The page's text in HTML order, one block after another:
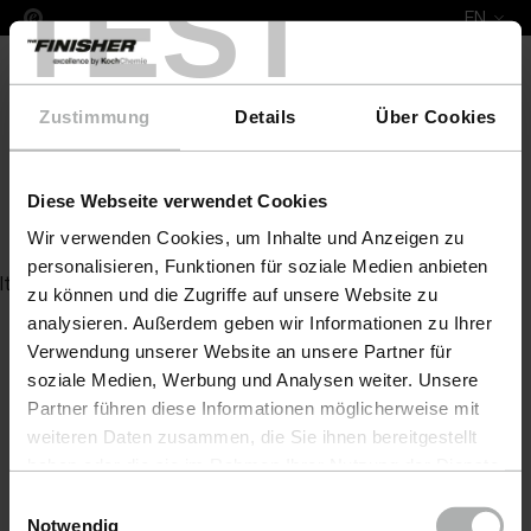
TEST
Zustimmung Details Über Cookies
Diese Webseite verwendet Cookies
Wir verwenden Cookies, um Inhalte und Anzeigen zu
personalisieren, Funktionen für soziale Medien anbieten
zu können und die Zugriffe auf unsere Website zu
analysieren. Außerdem geben wir Informationen zu Ihrer
Verwendung unserer Website an unsere Partner für
soziale Medien, Werbung und Analysen weiter. Unsere
Partner führen diese Informationen möglicherweise mit
weiteren Daten zusammen, die Sie ihnen bereitgestellt
Einstellungen zu den Cookies finden Sie unter
Notwendig
EN
Leather Colour Rietberger Möbelwerke
Item not found